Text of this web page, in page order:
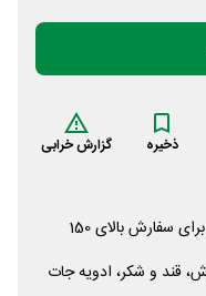
ذخیره گزارش خرابی
سفارش بالای 150
قند و شکر، ادویه جات